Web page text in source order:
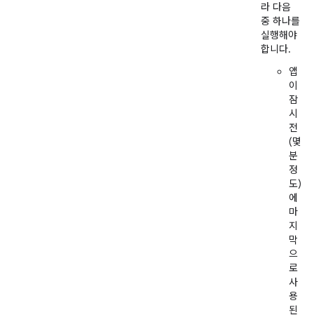
라 다음
중 하나를
실행해야
합니다.
앱
이
잠
시
전
(몇
분
정
도)
에
마
지
막
으
로
사
용
된